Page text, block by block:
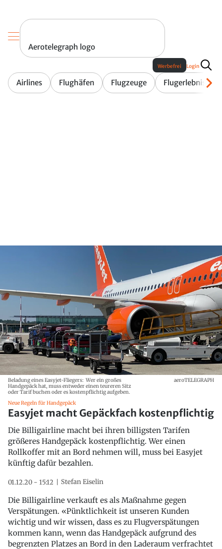
Aerotelegraph logo
Airlines Flughäfen Flugzeuge Flugerlebnis
Werbefrei Login
Beladung eines Easyjet-Fliegers: Wer ein großes
Handgepäck hat, muss entweder einen teureren Sitz
oder Tarif buchen oder es kostenpflichtig aufgeben.
aeroTELEGRAPH
Neue Regeln für Handgepäck
Easyjet macht Gepäckfach kostenpflichtig
Die Billigairline macht bei ihren billigsten Tarifen
größeres Handgepäck kostenpflichtig. Wer einen
Rollkoffer mit an Bord nehmen will, muss bei Easyjet
künftig dafür bezahlen.
01.12.20 - 15:12 Stefan Eiselin
Die Billigairline verkauft es als Maßnahme gegen
Verspätungen. «Pünktlichkeit ist unseren Kunden
wichtig und wir wissen, dass es zu Flugverspätungen
kommen kann, wenn das Handgepäck aufgrund des
begrenzten Platzes an Bord in den Laderaum verfrachtet